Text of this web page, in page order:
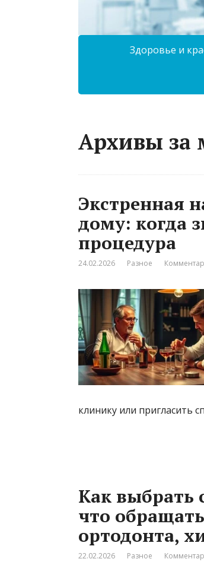
Здоровье и
Архивы за
Экстренная
дому: когда
процедура
24.02.2026 Разное
клинику или пригласить
Как выбрать
что
ортодонта,
22.02.2026 Разное